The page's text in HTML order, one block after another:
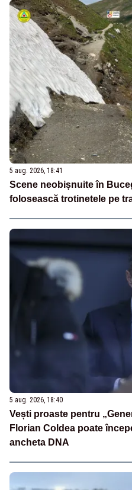
5 aug. 2026, 18:41
Scene neobișnuite în
folosească trotinetele pe
5 aug. 2026, 18:40
Vești proaste pentru
Florian Coldea poate
ancheta DNA